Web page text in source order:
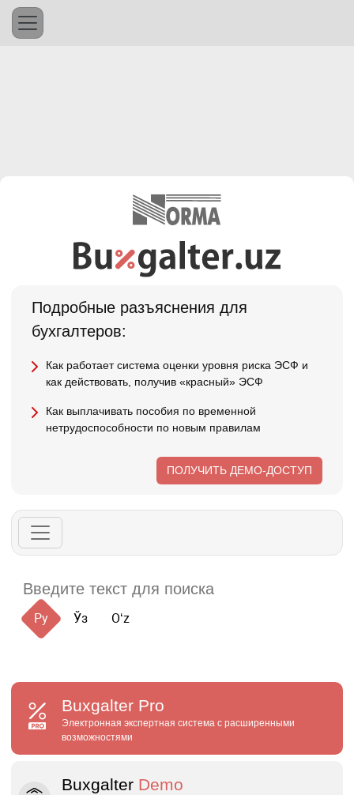
Подробные разъяснения для
бухгалтеров:
Как работает система оценки уровня риска ЭСФ и
как действовать, получив «красный» ЭСФ
Как выплачивать пособия по временной
нетрудоспособности по новым правилам
ПОЛУЧИТЬ ДЕМО-ДОСТУП
Ру Ўз Oʻz
Buxgalter Pro
Электронная экспертная система с расширенными
возможностями
Buxgalter Demo